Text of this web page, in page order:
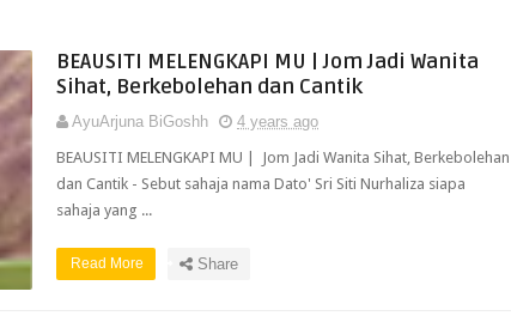
BEAUSITI MELENGKAPI MU | Jom Jadi Wanita
Sihat, Berkebolehan dan Cantik
AyuArjuna BiGoshh
4 years ago
BEAUSITI MELENGKAPI MU | Jom Jadi Wanita Sihat, Berkebolehan
dan Cantik - Sebut sahaja nama Dato' Sri Siti Nurhaliza siapa
sahaja yang ...
Read More Share